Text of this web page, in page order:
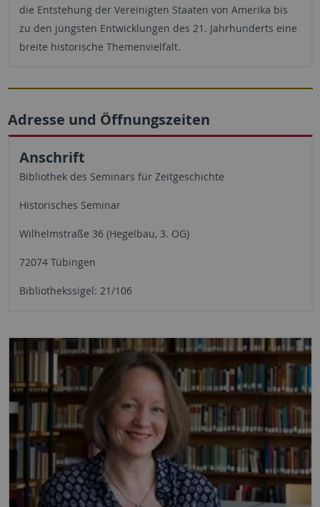
die Entstehung der Vereinigten Staaten von Amerika bis
zu den jüngsten Entwicklungen des 21. Jahrhunderts eine
breite historische Themenvielfalt.
Adresse und Öffnungszeiten
Anschrift
Bibliothek des Seminars für Zeitgeschichte
Historisches Seminar
Wilhelmstraße 36 (Hegelbau, 3. OG)
72074 Tübingen
Bibliothekssigel: 21/106